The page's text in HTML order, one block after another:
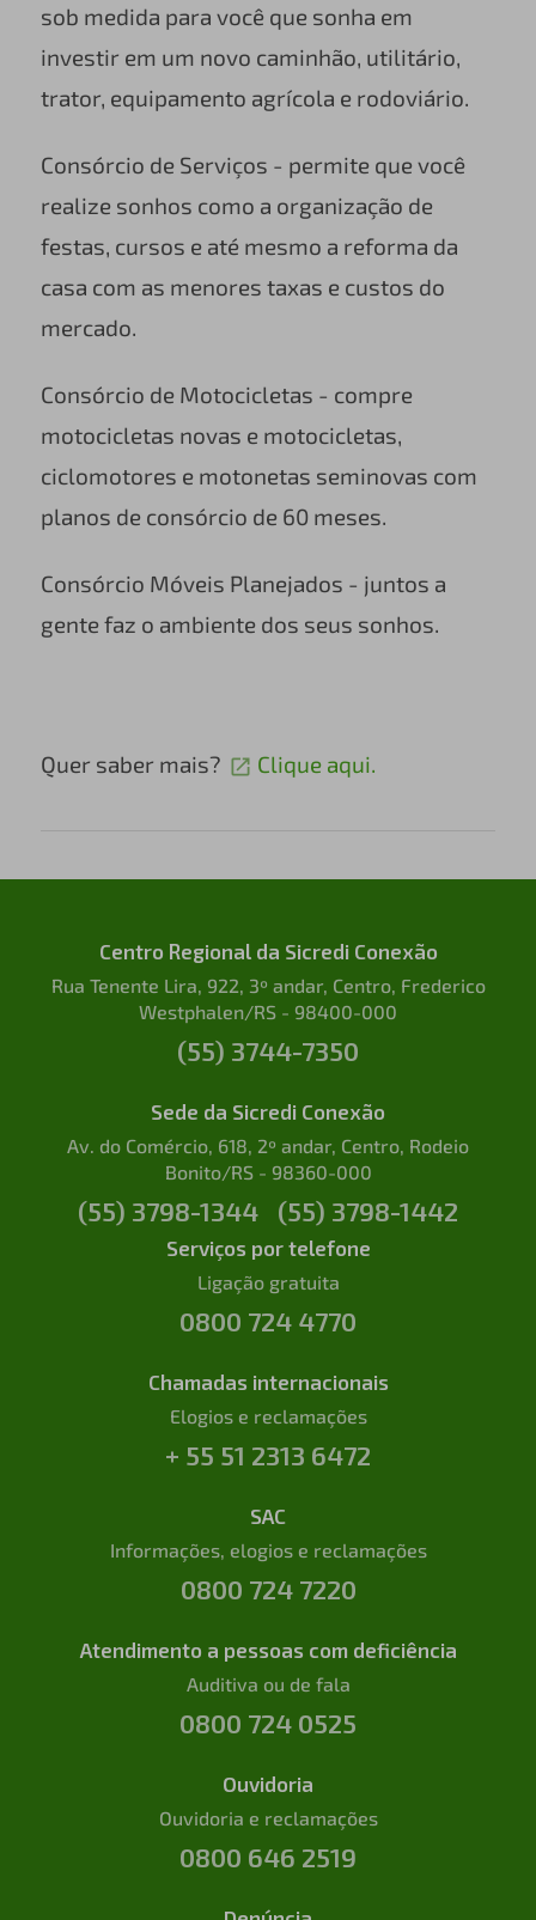
sob medida para você que sonha em
investir em um novo caminhão, utilitário,
trator, equipamento agrícola e rodoviário.
Consórcio de Serviços - permite que você
realize sonhos como a organização de
festas, cursos e até mesmo a reforma da
casa com as menores taxas e custos do
mercado.
Consórcio de Motocicletas - compre
motocicletas novas e motocicletas,
ciclomotores e motonetas seminovas com
planos de consórcio de 60 meses.
Consórcio Móveis Planejados - juntos a
gente faz o ambiente dos seus sonhos.
Quer saber mais? Clique aqui.
Centro Regional da Sicredi Conexão
Rua Tenente Lira, 922, 3º andar, Centro, Frederico
Westphalen/RS - 98400-000
(55) 3744-7350
Sede da Sicredi Conexão
Av. do Comércio, 618, 2º andar, Centro, Rodeio
Bonito/RS - 98360-000
(55) 3798-1344 (55) 3798-1442
Serviços por telefone
Ligação gratuita
0800 724 4770
Chamadas internacionais
Elogios e reclamações
+ 55 51 2313 6472
SAC
Informações, elogios e reclamações
0800 724 7220
Atendimento a pessoas com deficiência
Auditiva ou de fala
0800 724 0525
Ouvidoria
Ouvidoria e reclamações
0800 646 2519